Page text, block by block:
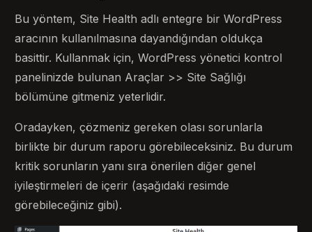
Bu yöntem, Site Health adlı entegre bir WordPress
aracının kullanılmasına dayandığından oldukça
basittir. Kullanmak için, WordPress yönetici kontrol
panelinizde bulunan Araçlar >> Site Sağlığı
bölümüne gitmeniz yeterlidir.
Oradayken, çözmeniz gereken olası sorunlarla
birlikte bir durum raporu görebileceksiniz. Bu durum
kritik sorunların yanı sıra önerilen diğer genel
iyileştirmeleri de içerir (aşağıdaki resimde
görebileceğiniz gibi).